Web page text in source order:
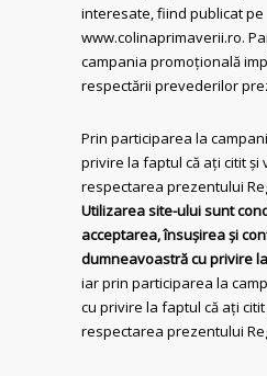
interesate, fiind publicat pe
www.colinaprimaverii.ro.
campania promoțională
respectării prevederilor
Prin participarea la
privire la faptul că ați citit și
respectarea prezentului
Utilizarea site-ului sunt
acceptarea, însușirea și
dumneavoastră cu privire
iar prin participarea la
cu privire la faptul că ați
respectarea prezentului